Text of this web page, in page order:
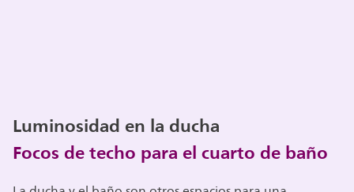
Luminosidad en la ducha
Focos de techo para el cuarto de baño